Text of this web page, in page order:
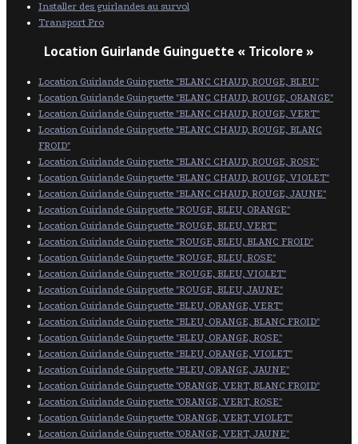
Installer des guirlandes au survol
Transport Pro
Location Guirlande Guinguette « Tricolore »
Location Guirlande Guinguette "BLANC CHAUD, ROUGE, BLEU"
Location Guirlande Guinguette "BLANC CHAUD, ROUGE, ORANGE"
Location Guirlande Guinguette "BLANC CHAUD, ROUGE, VERT"
Location Guirlande Guinguette "BLANC CHAUD, ROUGE, BLANC
FROID"
Location Guirlande Guinguette "BLANC CHAUD, ROUGE, ROSE"
Location Guirlande Guinguette "BLANC CHAUD, ROUGE, VIOLET"
Location Guirlande Guinguette "BLANC CHAUD, ROUGE, JAUNE"
Location Guirlande Guinguette "ROUGE, BLEU, ORANGE"
Location Guirlande Guinguette "ROUGE, BLEU, VERT"
Location Guirlande Guinguette "ROUGE, BLEU, BLANC FROID"
Location Guirlande Guinguette "ROUGE, BLEU, ROSE"
Location Guirlande Guinguette "ROUGE, BLEU, VIOLET"
Location Guirlande Guinguette "ROUGE, BLEU, JAUNE"
Location Guirlande Guinguette "BLEU, ORANGE, VERT"
Location Guirlande Guinguette "BLEU, ORANGE, BLANC FROID"
Location Guirlande Guinguette "BLEU, ORANGE, ROSE"
Location Guirlande Guinguette "BLEU, ORANGE, VIOLET"
Location Guirlande Guinguette "BLEU, ORANGE, JAUNE"
Location Guirlande Guinguette "ORANGE, VERT, BLANC FROID"
Location Guirlande Guinguette "ORANGE, VERT, ROSE"
Location Guirlande Guinguette "ORANGE, VERT, VIOLET"
Location Guirlande Guinguette "ORANGE, VERT, JAUNE"